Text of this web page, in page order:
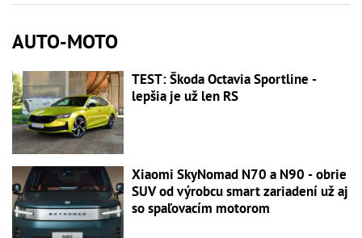
AUTO-MOTO
TEST: Škoda Octavia Sportline -
lepšia je už len RS
Xiaomi SkyNomad N70 a N90 - obrie
SUV od výrobcu smart zariadení už aj
so spaľovacím motorom